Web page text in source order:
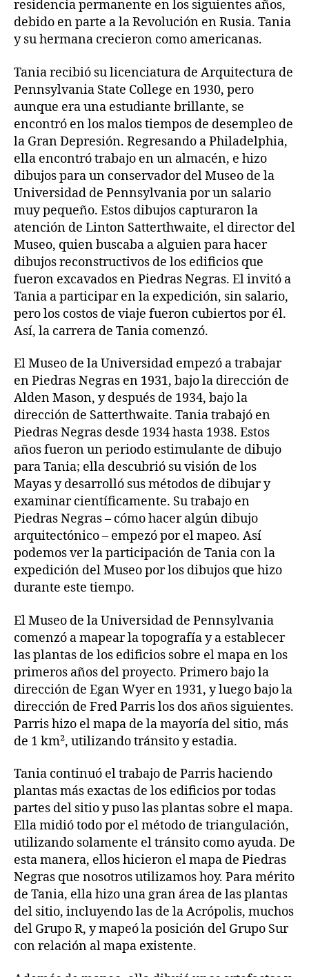
residencia permanente en los siguientes años,
debido en parte a la Revolución en Rusia. Tania
y su hermana crecieron como americanas.
Tania recibió su licenciatura de Arquitectura de
Pennsylvania State College en 1930, pero
aunque era una estudiante brillante, se
encontró en los malos tiempos de desempleo de
la Gran Depresión. Regresando a Philadelphia,
ella encontró trabajo en un almacén, e hizo
dibujos para un conservador del Museo de la
Universidad de Pennsylvania por un salario
muy pequeño. Estos dibujos capturaron la
atención de Linton Satterthwaite, el director del
Museo, quien buscaba a alguien para hacer
dibujos reconstructivos de los edificios que
fueron excavados en Piedras Negras. El invitó a
Tania a participar en la expedición, sin salario,
pero los costos de viaje fueron cubiertos por él.
Así, la carrera de Tania comenzó.
El Museo de la Universidad empezó a trabajar
en Piedras Negras en 1931, bajo la dirección de
Alden Mason, y después de 1934, bajo la
dirección de Satterthwaite. Tania trabajó en
Piedras Negras desde 1934 hasta 1938. Estos
años fueron un periodo estimulante de dibujo
para Tania; ella descubrió su visión de los
Mayas y desarrolló sus métodos de dibujar y
examinar científicamente. Su trabajo en
Piedras Negras – cómo hacer algún dibujo
arquitectónico – empezó por el mapeo. Así
podemos ver la participación de Tania con la
expedición del Museo por los dibujos que hizo
durante este tiempo.
El Museo de la Universidad de Pennsylvania
comenzó a mapear la topografía y a establecer
las plantas de los edificios sobre el mapa en los
primeros años del proyecto. Primero bajo la
dirección de Egan Wyer en 1931, y luego bajo la
dirección de Fred Parris los dos años siguientes.
Parris hizo el mapa de la mayoría del sitio, más
de 1 km², utilizando tránsito y estadia.
Tania continuó el trabajo de Parris haciendo
plantas más exactas de los edificios por todas
partes del sitio y puso las plantas sobre el mapa.
Ella midió todo por el método de triangulación,
utilizando solamente el tránsito como ayuda. De
esta manera, ellos hicieron el mapa de Piedras
Negras que nosotros utilizamos hoy. Para mérito
de Tania, ella hizo una gran área de las plantas
del sitio, incluyendo las de la Acrópolis, muchos
del Grupo R, y mapeó la posición del Grupo Sur
con relación al mapa existente.